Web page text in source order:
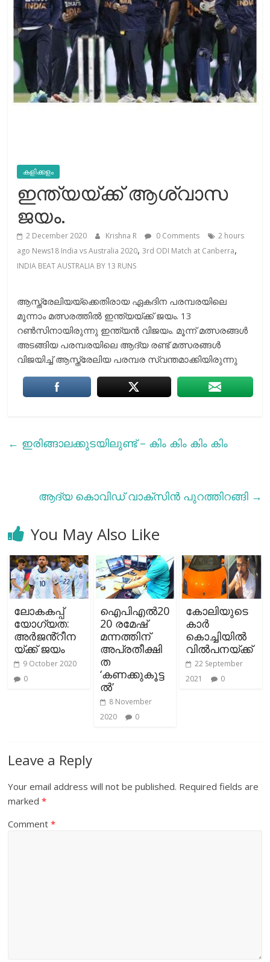
കളിക്കളം
ഇന്ത്യയ്ക്ക് ആശ്വാസ
ജയം.
2 December 2020 Krishna R 0 Comments
2 hours
ago News18 India vs Australia 2020,3rd ODI Match at Canberra,
INDIA BEAT AUSTRALIA BY 13 RUNS
ആസ്ത്രേലിയയ്ക്കെതിരായ ഏകദിന പരമ്പരയിലെ
മൂന്നാം മത്സരത്തില്‍ ഇന്ത്യയ്ക്ക് ജയം. 13
റണ്‍സിനായിരുന്നു ഇന്ത്യന്‍ വിജയം. മൂന്ന് മത്സരങ്ങള്‍
അടങ്ങിയ പരമ്പരയിലെ ആദ്യ രണ്ട് മത്സരങ്ങള്‍
വിജയിച്ച് ആസ്ത്രേലിയ പരമ്പര സ്വന്തമാക്കിയിരുന്നു
← ഇരിങ്ങാലക്കുടയിലുണ്ട് – കിം കിം കിം കിം
ആദ്യ കൊവിഡ് വാക്സിൻ പുറത്തിറങ്ങി →
You May Also Like
ലോകകപ്പ്
യോഗ്യത:
അർജൻ്റീന
യ്ക്ക് ജയം
9 October 2020
0
ഐപിഎല്‍20
20 രമേഷ്
മന്നത്തിന്
അപ്രതീക്ഷി
ത
‘കണക്കുകൂട്ട
ല്‍’
8 November
2020
0
കോലിയുടെ
കാര്‍
കൊച്ചിയില്‍
വില്‍പനയ്ക്ക്
22 September
2021
0
Leave a Reply
Your email address will not be published. Required fields are
marked*
Comment*